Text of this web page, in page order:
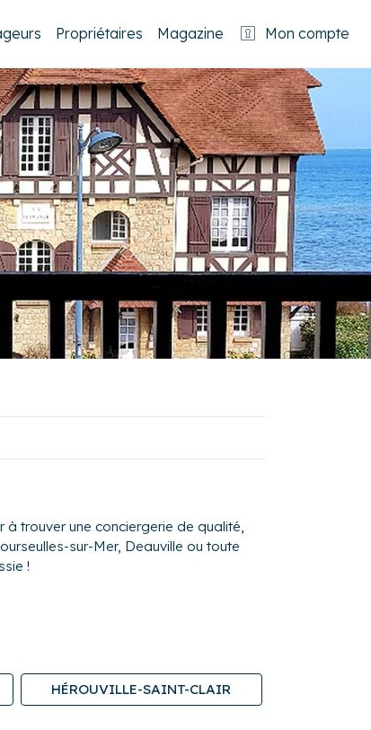
Propriétaires Magazine Mon compte
trouver une conciergerie de qualité,
sur-Mer, Deauville ou toute
!
HÉROUVILLE-SAINT-CLAIR